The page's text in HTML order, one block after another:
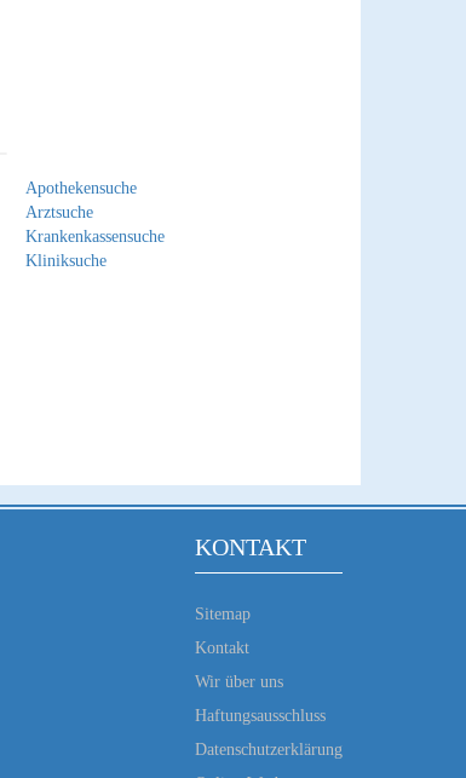
Apothekensuche
Arztsuche
Krankenkassensuche
Kliniksuche
KONTAKT
Sitemap
Kontakt
Wir über uns
Haftungsausschluss
Datenschutzerklärung